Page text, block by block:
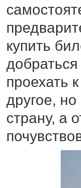
купить
проехать
другое,
страну, а